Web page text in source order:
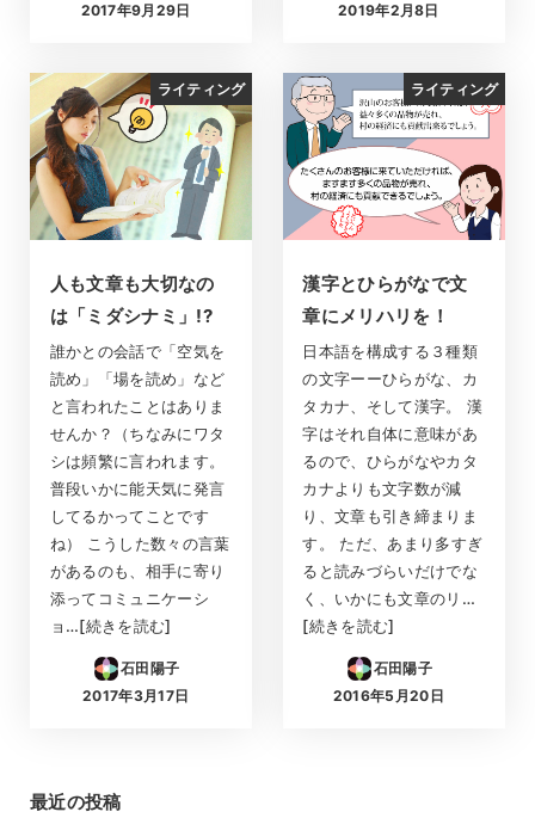
投稿日
2017年9月29日
投稿日
2019年2月8日
ライティング
人も文章も大切なの
は「ミダシナミ」!?
誰かとの会話で「空気を
読め」「場を読め」など
と言われたことはありま
せんか？（ちなみにワタ
シは頻繁に言われます。
普段いかに能天気に発言
してるかってことです
ね） こうした数々の言葉
があるのも、相手に寄り
添ってコミュニケーシ
ョ…[続きを読む]
石田陽子
投稿日
2017年3月17日
ライティング
漢字とひらがなで文
章にメリハリを！
日本語を構成する３種類
の文字ーーひらがな、カ
タカナ、そして漢字。 漢
字はそれ自体に意味があ
るので、ひらがなやカタ
カナよりも文字数が減
り、文章も引き締まりま
す。 ただ、あまり多すぎ
ると読みづらいだけでな
く、いかにも文章のリ…
[続きを読む]
石田陽子
投稿日
2016年5月20日
最近の投稿